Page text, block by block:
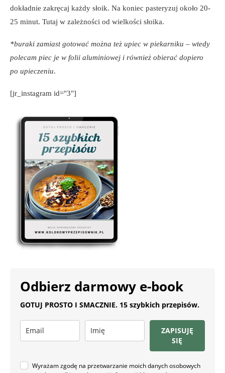
dokładnie zakręcaj każdy słoik. Na koniec pasteryzuj około 20-
25 minut. Tutaj w zależności od wielkości słoika.
*buraki zamiast gotować można też upiec w piekarniku – wtedy
polecam piec je w folii aluminiowej i również obierać dopiero
po upieczeniu.
[jr_instagram id="3"]
Odbierz darmowy e-book
GOTUJ PROSTO I SMACZNIE. 15 szybkich przepisów.
ZAPISUJĘ
SIĘ
Wyrażam zgodę na przetwarzanie moich danych osobowych